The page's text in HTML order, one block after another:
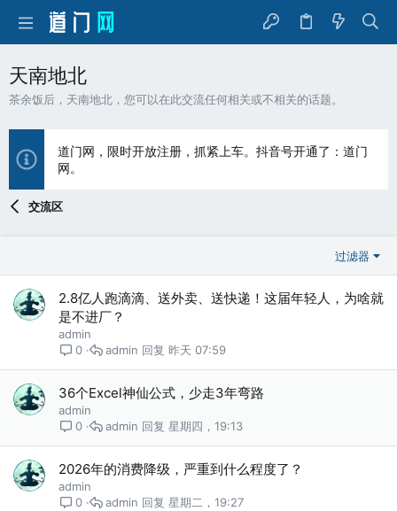
天南地北
茶余饭后，天南地北，您可以在此交流任何相关或不相关的话题。
道门网，限时开放注册，抓紧上车。抖音号开通了：道门
网。
交流区
过滤器
2.8亿人跑滴滴、送外卖、送快递！这届年轻人，为啥就
是不进厂？
admin
0
昨天 07:59
admin
36个Excel神仙公式，少走3年弯路
admin
0
星期四，19:13
admin
2026年的消费降级，严重到什么程度了？
admin
0
星期二，19:27
admin